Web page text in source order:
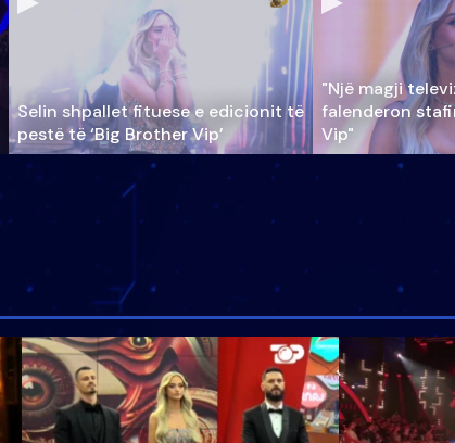
Selin shpallet fituese e edicionit të
pestë të ‘Big Brother Vip’
"Një magji
falenderon
Vip"